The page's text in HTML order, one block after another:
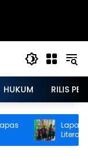
HUKUM RILIS
Lapas
Literasi